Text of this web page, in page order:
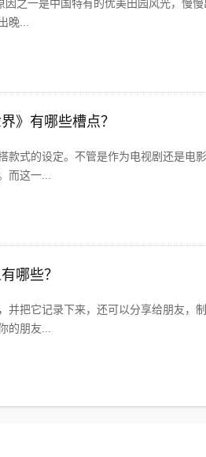
之一是中国特有的优美田园风光，慢
晚...
》有哪些槽点？
款式的设定。不管是作为电视剧还是电
而这一...
哪些？
并把它记录下来，还可以分享给朋友，
的朋友...